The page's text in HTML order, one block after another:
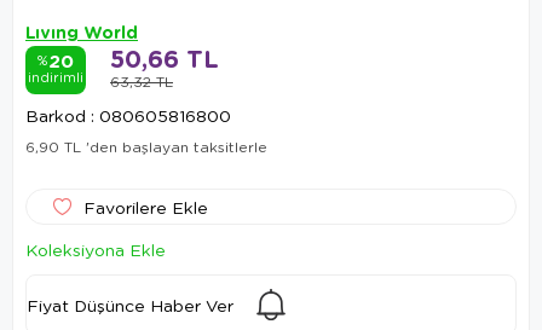
Lıvıng World
%20
indirimli 63,32 TL
50,66 TL
Barkod : 080605816800
6,90 TL 'den başlayan taksitlerle
Favorilere Ekle
Koleksiyona Ekle
Fiyat Düşünce Haber Ver